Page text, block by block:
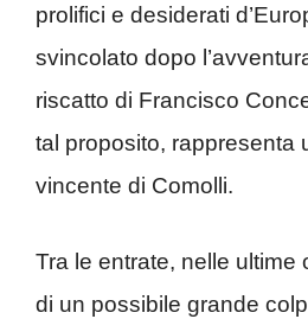
prolifici e desiderati
svincolato dopo
riscatto di Francisco
tal proposito, rappresenta
vincente di Comolli.
Tra le entrate, nelle ultime
di un possibile grande